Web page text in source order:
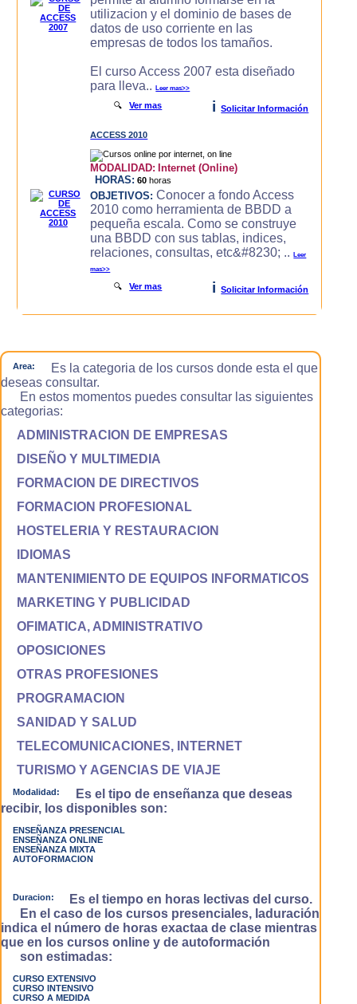
utilizacion y el dominio de bases de
datos de uso corriente en las
empresas de todos los tamaños.
El curso Access 2007 esta diseñado
para lleva..Leer mas>>
🔍Ver mas i Solicitar Información
ACCESS 2010
MODALIDAD: Internet (Online)
HORAS: 60 horas
OBJETIVOS: Conocer a fondo Access
2010 como herramienta de BBDD a
pequeña escala. Como se construye
una BBDD con sus tablas, indices,
relaciones, consultas, etc&#8230; ..Leer
mas>>
🔍Ver mas i Solicitar Información
Area:
Es la categoria de los cursos donde esta el que
deseas consultar.
En estos momentos puedes consultar las siguientes
categorias:
ADMINISTRACION DE EMPRESAS
DISEÑO Y MULTIMEDIA
FORMACION DE DIRECTIVOS
FORMACION PROFESIONAL
HOSTELERIA Y RESTAURACION
IDIOMAS
MANTENIMIENTO DE EQUIPOS INFORMATICOS
MARKETING Y PUBLICIDAD
OFIMATICA, ADMINISTRATIVO
OPOSICIONES
OTRAS PROFESIONES
PROGRAMACION
SANIDAD Y SALUD
TELECOMUNICACIONES, INTERNET
TURISMO Y AGENCIAS DE VIAJE
Modalidad:
Es el tipo de enseñanza que deseas
recibir, los disponibles son:
ENSEÑANZA PRESENCIAL
ENSEÑANZA ONLINE
ENSEÑANZA MIXTA
AUTOFORMACION
Duracion:
Es el tiempo en horas lectivas del curso.
En el caso de los cursos presenciales, laduración
indica el número de horas exactaa de clase mientras
que en los cursos online y de autoformación
son estimadas:
CURSO EXTENSIVO
CURSO INTENSIVO
CURSO A MEDIDA